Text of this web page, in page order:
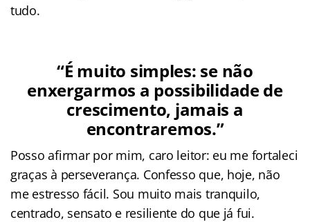
tudo.
“É muito simples: se não
enxergarmos a possibilidade de
crescimento, jamais a
encontraremos.”
Posso afirmar por mim, caro leitor: eu me fortaleci
graças à perseverança. Confesso que, hoje, não
me estresso fácil. Sou muito mais tranquilo,
centrado, sensato e resiliente do que já fui.